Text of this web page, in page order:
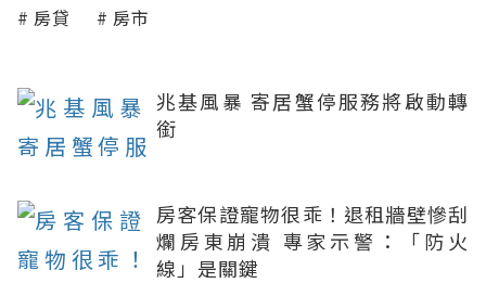
房貸 房市
兆基風暴 寄居蟹停服務將啟動轉
銜
房客保證寵物很乖！退租牆壁慘刮
爛房東崩潰 專家示警：「防火
線」是關鍵